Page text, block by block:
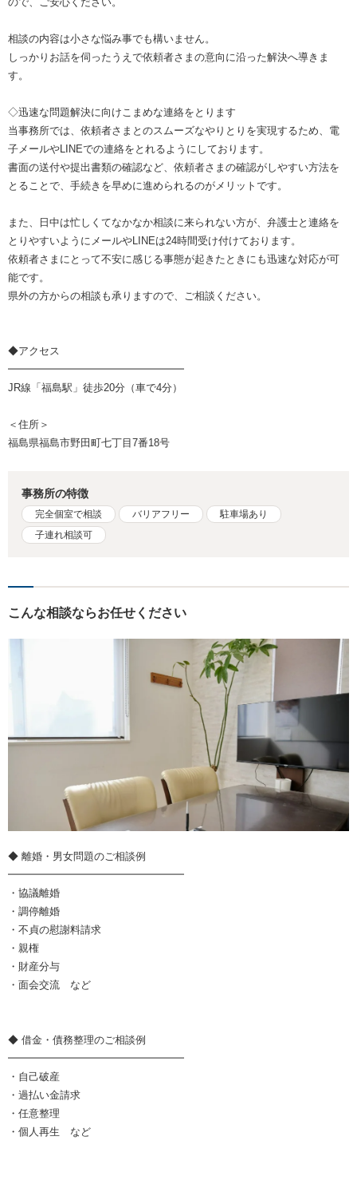
相談の内容は小さな悩み事でも構いません。
しっかりお話を伺ったうえで依頼者さまの意向に沿った解決へ導きま
す。
◇迅速な問題解決に向けこまめな連絡をとります
当事務所では、依頼者さまとのスムーズなやりとりを実現するため、電
子メールやLINEでの連絡をとれるようにしております。
書面の送付や提出書類の確認など、依頼者さまの確認がしやすい方法を
とることで、手続きを早めに進められるのがメリットです。
また、日中は忙しくてなかなか相談に来られない方が、弁護士と連絡を
とりやすいようにメールやLINEは24時間受け付けております。
依頼者さまにとって不安に感じる事態が起きたときにも迅速な対応が可
能です。
県外の方からの相談も承りますので、ご相談ください。
◆アクセス
━━━━━━━━━━━━━━━━━
JR線「福島駅」徒歩20分（車で4分）
＜住所＞
福島県福島市野田町七丁目7番18号
事務所の特徴
完全個室で相談 バリアフリー
駐車場あり
子連れ相談可
こんな相談ならお任せください
◆ 離婚・男女問題のご相談例
━━━━━━━━━━━━━━━━━
・協議離婚
・調停離婚
・不貞の慰謝料請求
・親権
・財産分与
・面会交流 など
◆ 借金・債務整理のご相談例
━━━━━━━━━━━━━━━━━
・自己破産
・過払い金請求
・任意整理
・個人再生 など